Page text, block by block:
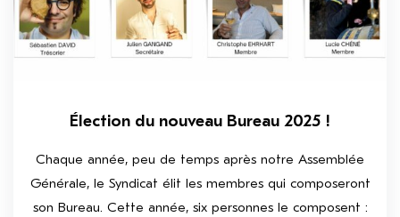
Élection du nouveau Bureau 2025 !
Chaque année, peu de temps après notre Assemblée
Générale, le Syndicat élit les membres qui composeront
son Bureau. Cette année, six personnes le composent :